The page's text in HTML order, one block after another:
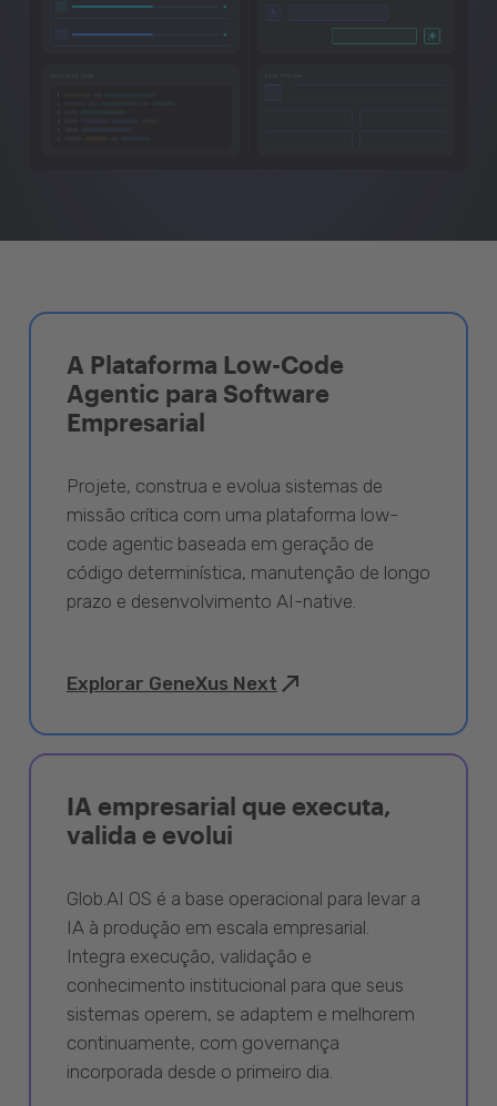
A Plataforma Low-Code
Agentic para Software
Empresarial
Projete, construa e evolua sistemas de
missão crítica com uma plataforma low-
code agentic baseada em geração de
código determinística, manutenção de longo
prazo e desenvolvimento AI-native.
Explorar GeneXus Next
IA empresarial que executa,
valida e evolui
Glob.AI OS é a base operacional para levar a
IA à produção em escala empresarial.
Integra execução, validação e
conhecimento institucional para que seus
sistemas operem, se adaptem e melhorem
continuamente, com governança
incorporada desde o primeiro dia.